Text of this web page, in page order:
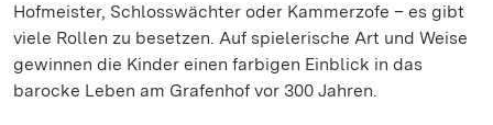
Hofmeister, Schlosswächter oder Kammerzofe – es gibt
viele Rollen zu besetzen. Auf spielerische Art und Weise
gewinnen die Kinder einen farbigen Einblick in das
barocke Leben am Grafenhof vor 300 Jahren.